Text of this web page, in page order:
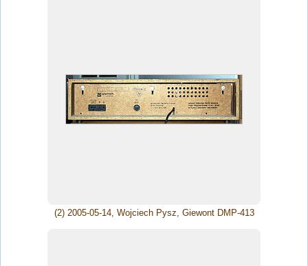
(2) 2005-05-14, Wojciech Pysz, Giewont DMP-413